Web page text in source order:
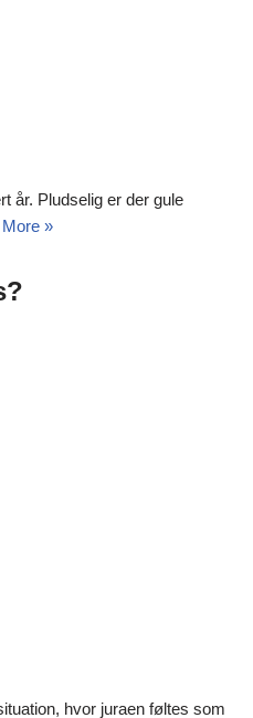
år. Pludselig er der gule
»
hvor juraen føltes som